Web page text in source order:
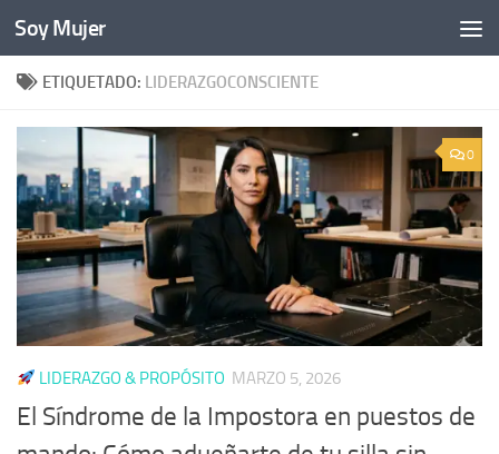
Bajo el contenido
Soy Mujer
ETIQUETADO: LIDERAZGOCONSCIENTE
0
LIDERAZGO & PROPÓSITO MARZO 5, 2026
El Síndrome de la Impostora en puestos de